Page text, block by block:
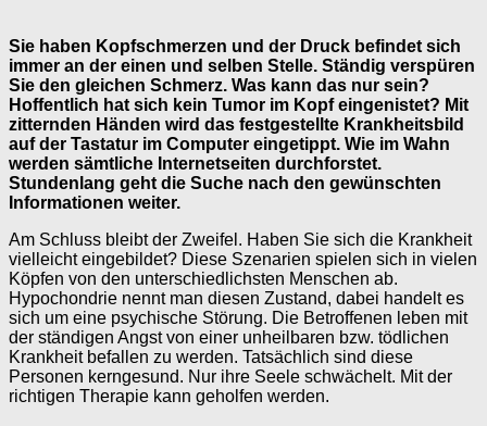
Sie haben Kopfschmerzen und der Druck befindet sich
immer an der einen und selben Stelle. Ständig verspüren
Sie den gleichen Schmerz. Was kann das nur sein?
Hoffentlich hat sich kein Tumor im Kopf eingenistet? Mit
zitternden Händen wird das festgestellte Krankheitsbild
auf der Tastatur im Computer eingetippt. Wie im Wahn
werden sämtliche Internetseiten durchforstet.
Stundenlang geht die Suche nach den gewünschten
Informationen weiter.
Am Schluss bleibt der Zweifel. Haben Sie sich die Krankheit
vielleicht eingebildet? Diese Szenarien spielen sich in vielen
Köpfen von den unterschiedlichsten Menschen ab.
Hypochondrie nennt man diesen Zustand, dabei handelt es
sich um eine psychische Störung. Die Betroffenen leben mit
der ständigen Angst von einer unheilbaren bzw. tödlichen
Krankheit befallen zu werden. Tatsächlich sind diese
Personen kerngesund. Nur ihre Seele schwächelt. Mit der
richtigen Therapie kann geholfen werden.